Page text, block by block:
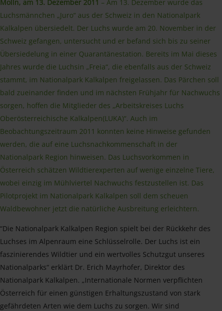
Molln, am 13. Dezember 2011 – Am 13. Dezember wurde das
Luchsmännchen „Juro“ aus der Schweiz in den Nationalpark
Kalkalpen übersiedelt. Der Luchs wurde am 20. November in der
Schweiz gefangen, untersucht und er befand sich bis zu seiner
Übersiedelung in einer Quarantänestation. Bereits im Mai dieses
Jahres wurde die Luchsin „Freia“, die ebenfalls aus der Schweiz
stammt, im Nationalpark Kalkalpen freigelassen. Das Pärchen soll
bald zueinander finden und im nächsten Frühjahr für Nachwuchs
sorgen, hoffen die Mitglieder des „Arbeitskreises Luchs
Oberösterreichische Kalkalpen(LUKA)“. Auch im
Beobachtungszeitraum 2011 konnten keine Hinweise gefunden
werden, die auf eine Luchsnachkommenschaft in der
Nationalpark Region hinweisen. Das Luchsvorkommen in
Österreich schätzen Wildtierexperten auf wenige einzelne Tiere,
wobei einzig im Mühlviertel Nachwuchs festzustellen ist. Das
Pilotprojekt im Nationalpark Kalkalpen soll dem scheuen
Waldbewohner jetzt die natürliche Ausbreitung erleichtern.
“Die Nationalpark Kalkalpen Region spielt bei der Rückkehr des
Luchses im Alpenraum eine Schlüsselrolle. Der Luchs ist ein
faszinierendes Wildtier und ein wertvolles Schutzgut unseres
Nationalparks“ erklärt Dr. Erich Mayrhofer, Direktor des
Nationalpark Kalkalpen. „Internationale Normen verpflichten
Österreich für einen günstigen Erhaltungszustand von stark
gefährdeten Arten wie dem Luchs zu sorgen. Wir sind